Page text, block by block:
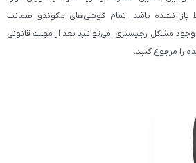
باز نشده باشد. تمام گوشی‌های مکوندو ضمانت
مشکل رجیستری، می‌توانید بعد از مهلت قانونی